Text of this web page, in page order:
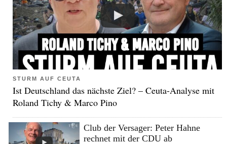
STURM AUF CEUTA
Ist Deutschland das nächste Ziel? – Ceuta-Analyse mit
Roland Tichy & Marco Pino
Club der Versager: Peter Hahne
rechnet mit der CDU ab